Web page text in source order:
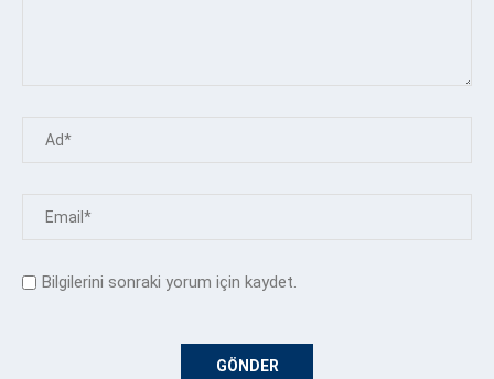
Bilgilerini sonraki yorum için kaydet.